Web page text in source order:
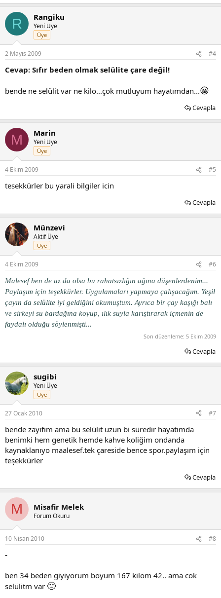
R Rangiku
Yeni Üye
Üye
2 Mayıs 2009 #4
Cevap: Sıfır beden olmak selülite çare değil!
bende ne selülit var ne kilo...çok mutluyum hayatımdan...😀
Cevapla
M Marin
Yeni Üye
Üye
4 Ekim 2009 #5
tesekkürler bu yarali bilgiler icin
Cevapla
Münzevi
Aktif Üye
Üye
4 Ekim 2009 #6
Malesef ben de az da olsa bu rahatsızlığın ağına düşenlerdenim...
Paylaşım için teşekkürler. Uygulamaları yapmaya çalışacağım. Yeşil
çayın da selülite iyi geldiğini okumuştum. Ayrıca bir çay kaşığı balı
ve sirkeyi su bardağına koyup, ılık suyla karıştırarak içmenin de
faydalı olduğu söylenmişti...
Son düzenleme: 5 Ekim 2009
Cevapla
sugibi
Yeni Üye
Üye
27 Ocak 2010 #7
bende zayıfım ama bu selülit uzun bi süredir hayatımda
benimki hem genetik hemde kahve koliğim ondanda
kaynaklanıyo maalesef.tek çareside bence spor.paylaşım için
teşekkürler
Cevapla
M Misafir Melek
Forum Okuru
10 Nisan 2010 #8
-
ben 34 beden giyiyorum boyum 167 kilom 42.. ama cok
selülitm var 🙁